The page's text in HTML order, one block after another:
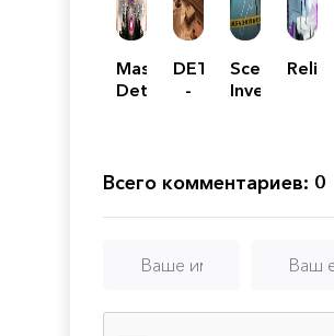
Master
Detective
Plus
DETECTIVE
-
Scene
Investigators
Relicta
Всего комментариев: 0